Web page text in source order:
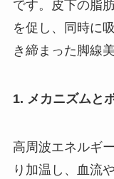
です。皮下の脂
を促し、同時に
き締まった脚線
1. メカニズムと
高周波エネルギ
り加温し、血流